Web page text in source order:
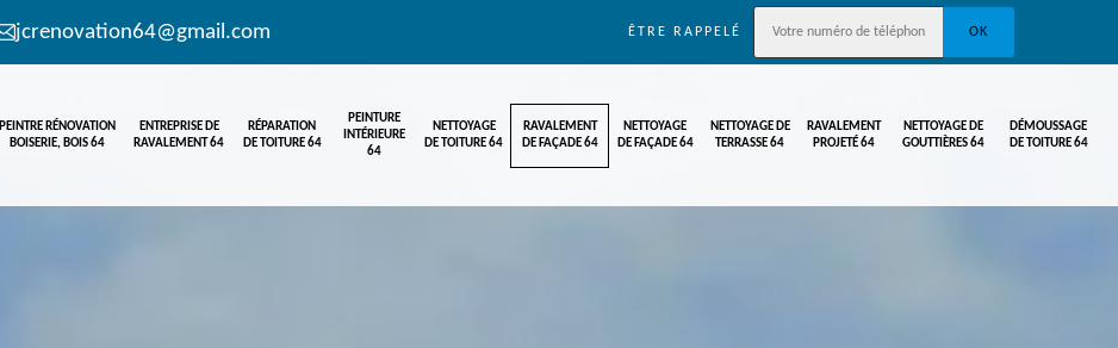
jcrenovation64@gmail.com ÊTRE RAPPELÉ
PEINTRE RÉNOVATION
BOISERIE, BOIS 64
ENTREPRISE DE
RAVALEMENT 64
RÉPARATION
DE TOITURE 64
PEINTURE
INTÉRIEURE
64
NETTOYAGE
DE TOITURE 64
RAVALEMENT
DE FAÇADE 64
NETTOYAGE
DE FAÇADE 64
NETTOYAGE DE
TERRASSE 64
RAVALEMENT
PROJETÉ 64
NETTOYAGE DE
GOUTTIÈRES 64
DÉMOUSSAGE
DE TOITURE 64